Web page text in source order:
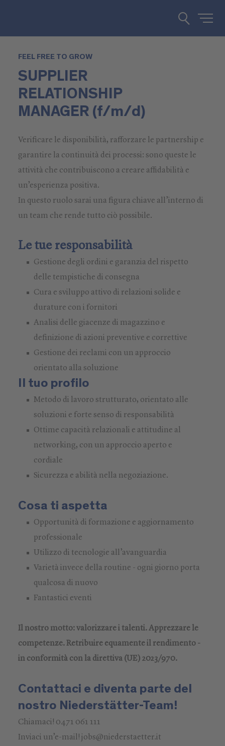
FEEL FREE TO GROW
SUPPLIER
RELATIONSHIP
MANAGER (f/m/d)
Verificare le disponibilità, rafforzare le partnership e
garantire la continuità dei processi: sono queste le
attività che contribuiscono a creare affidabilità e
un’esperienza positiva.
In questo ruolo sarai una figura chiave all’interno di
un team che rende tutto ciò possibile.
Le tue responsabilità
Gestione degli ordini e garanzia del rispetto
delle tempistiche di consegna
Cura e sviluppo attivo di relazioni solide e
durature con i fornitori
Analisi delle giacenze di magazzino e
definizione di azioni preventive e correttive
Gestione dei reclami con un approccio
orientato alla soluzione
Il tuo profilo
Metodo di lavoro strutturato, orientato alle
soluzioni e forte senso di responsabilità
Ottime capacità relazionali e attitudine al
networking, con un approccio aperto e
cordiale
Sicurezza e abilità nella negoziazione.
Cosa ti aspetta
Opportunità di formazione e aggiornamento
professionale
Utilizzo di tecnologie all’avanguardia
Varietà invece della routine - ogni giorno porta
qualcosa di nuovo
Fantastici eventi
Il nostro motto: valorizzare i talenti. Apprezzare le
competenze. Retribuire equamente il rendimento -
in conformità con la direttiva (UE) 2023/970.
Contattaci e diventa parte del
nostro Niederstätter-Team!
Chiamaci! 0471 061 111
Inviaci un’e-mail!jobs@niederstaetter.it